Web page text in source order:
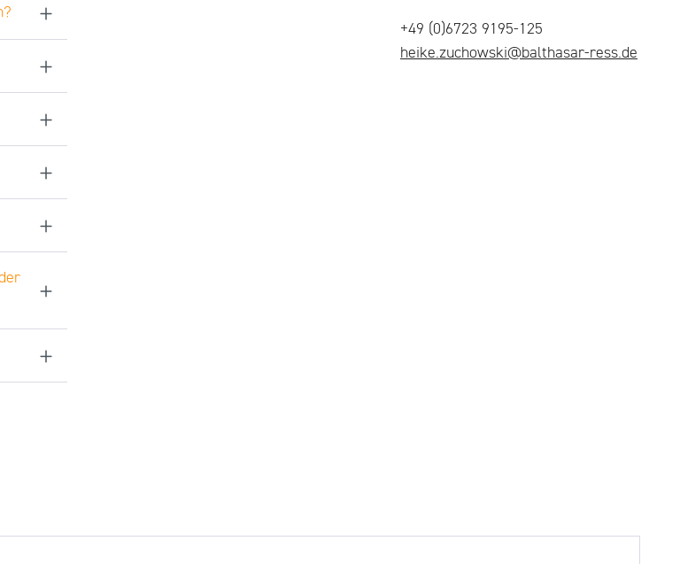
+49 (0)6723 9195-125
heike.zuchowski@balthasar-ress.de